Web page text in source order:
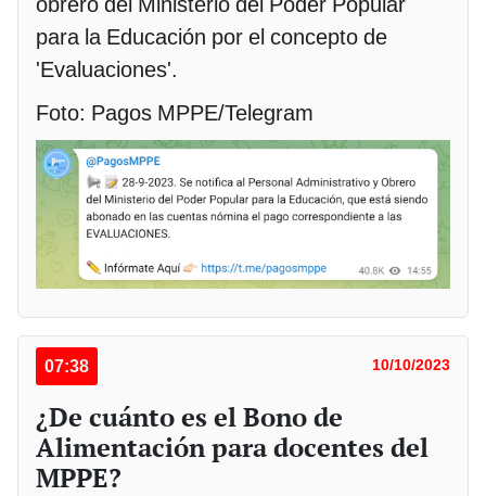
para la Educación por el concepto de
'Evaluaciones'.
Foto: Pagos MPPE/Telegram
07:38 10/10/2023
¿De cuánto es el Bono de
Alimentación para docentes del
MPPE?